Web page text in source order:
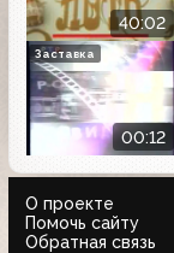
40:02
00:12
Заставка
О проекте
Помочь сайту
Обратная связь